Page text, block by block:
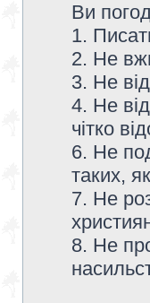
Ви
1.
2. Не
3. Не
4. Не
чітко
6. Не
таких,
7. Не
8. Не